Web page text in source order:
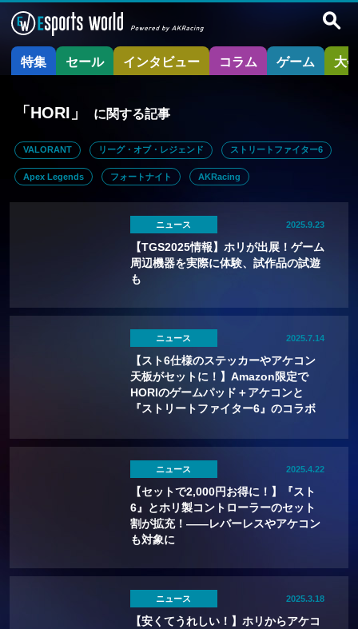
特集 セール インタビュー コラム ゲーム 大
「HORI」 に関する記事
VALORANT リーグ・オブ・レジェンド ストリートファイター6
Apex Legends フォートナイト AKRacing
ニュース 2025.9.23
【TGS2025情報】ホリが出展！ゲーム
周辺機器を実際に体験、試作品の試遊
も
ニュース 2025.7.14
【スト6仕様のステッカーやアケコン
天板がセットに！】Amazon限定で
HORIのゲームパッド＋アケコンと
『ストリートファイター6』のコラボ
ニュース 2025.4.22
【セットで2,000円お得に！】『スト
6』とホリ製コントローラーのセット
割が拡充！——レバーレスやアケコン
も対象に
ニュース 2025.3.18
【安くてうれしい！】ホリからアケコ